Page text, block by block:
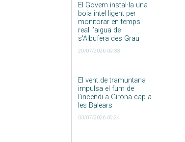
El Govern instal·la una
boia intel·ligent per
monitorar en temps
real l’aigua de
s’Albufera des Grau
20/07/2026 09:33
El vent de tramuntana
impulsa el fum de
l’incendi a Girona cap a
les Balears
03/07/2026 09:24